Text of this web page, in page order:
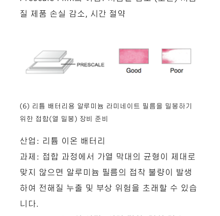
질 제품 손실 감소, 시간 절약
(6) 리튬 배터리용 알루미늄 라미네이트 필름을 밀봉하기
위한 접합(열 밀봉) 장비 준비
산업: 리튬 이온 배터리
과제: 접합 과정에서 가열 막대의 균형이 제대로
맞지 않으면 알루미늄 필름의 접착 불량이 발생
하여 전해질 누출 및 부상 위험을 초래할 수 있습
니다.